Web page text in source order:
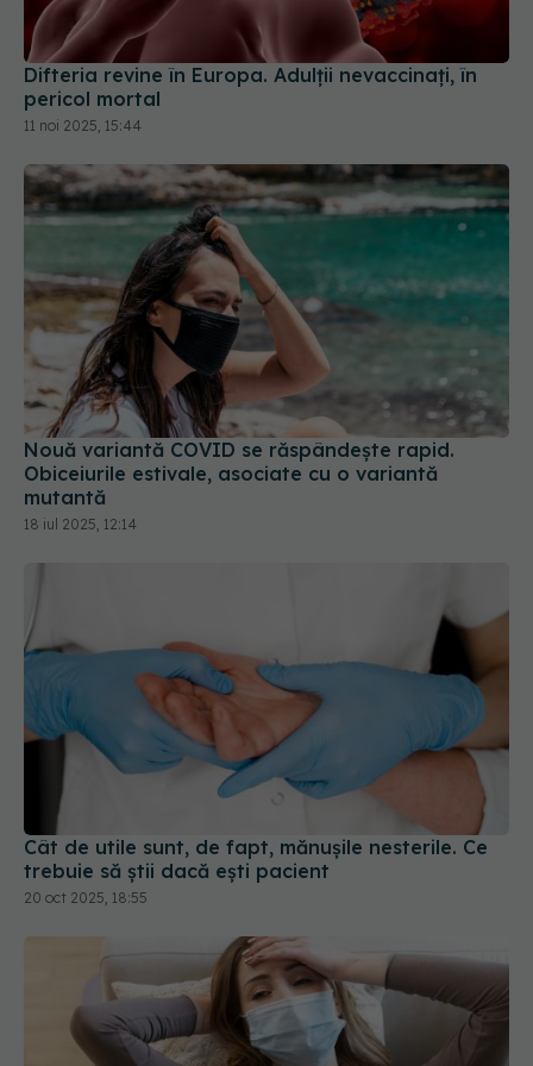
Difteria revine în Europa. Adulții nevaccinați, în
pericol mortal
11 noi 2025, 15:44
Nouă variantă COVID se răspândește rapid.
Obiceiurile estivale, asociate cu o variantă
mutantă
18 iul 2025, 12:14
Cât de utile sunt, de fapt, mănușile nesterile. Ce
trebuie să știi dacă ești pacient
20 oct 2025, 18:55